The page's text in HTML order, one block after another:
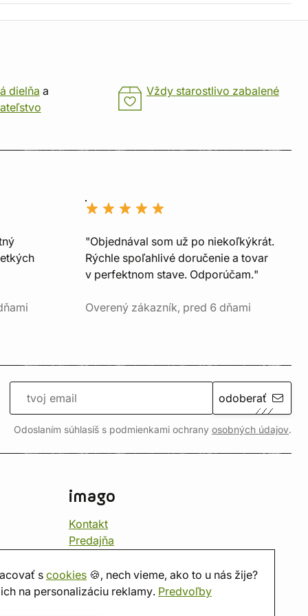
s cookies 🍪, nech vieme, ako to u nás žije?
na personalizáciu reklamy. Predvoľby
dielňa a
Vždy starostlivo zabalené
"Objednával som už po niekoľkýkrát.
Rýchle spoľahlivé doručenie a tovar
v perfektnom stave. Odporúčam."
Overený zákazník, pred 6 dňami
odoberať
Odoslaním súhlasíš s podmienkami ochrany osobných údajov.
imago
Kontakt
Predajňa
O nás
Hodnotenie obchodu